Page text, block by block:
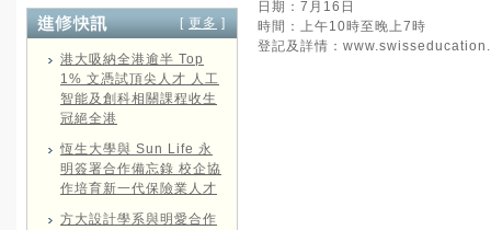
[ 更多 ]
港大吸納全港逾半 Top
1% 文憑試頂尖人才 人工
智能及創科相關課程收生
冠絕全港
恆生大學與 Sun Life 永
明簽署合作備忘錄 校企協
作培育新一代保險業人才
方大設計學系與明愛合作
日期：7月16日
時間：上午10時至晚上7時
登記及詳情：